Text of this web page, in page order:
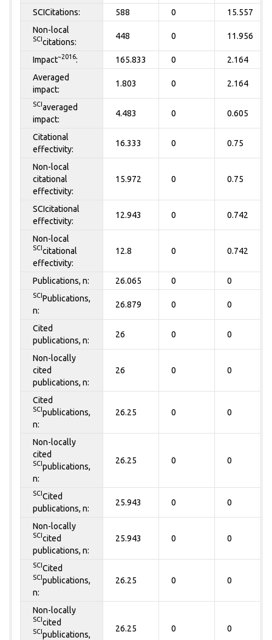
SCICitations: 588 0
15.557
Non-local
SCI citations:
448 0 11.956
Impact~2016: 165.833 0
2.164
Averaged
impact:
1.803 0 2.164
SCI averaged
impact:
4.483 0 0.605
Citational
effectivity:
16.333 0 0.75
Non-local
citational
effectivity:
15.972 0 0.75
SCIcitational
effectivity:
12.943 0 0.742
Non-local
SCI citational
effectivity:
12.8 0 0.742
Publications, n: 26.065 0 0
SCI Publications,
n:
26.879 0 0
Cited
publications, n:
26 0 0
Non-locally
cited
publications, n:
26 0 0
Cited
SCI publications,
n:
26.25 0 0
Non-locally
cited
SCI publications,
n:
26.25 0 0
SCI Cited
publications, n:
25.943 0 0
Non-locally
SCI cited
publications, n:
25.943 0 0
SCI Cited
SCI publications,
n:
26.25 0 0
Non-locally
SCI cited
SCI publications,
26.25 0 0